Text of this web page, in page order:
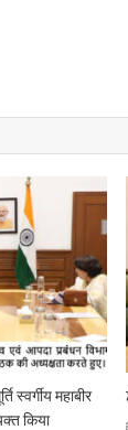
स्वर्गीय महाबीर
किया